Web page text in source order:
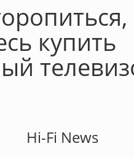
купить
Hi-Fi News